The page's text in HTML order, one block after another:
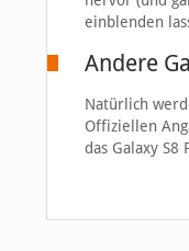
einblenden
Andere
Natürlich
Offiziellen
das Galaxy